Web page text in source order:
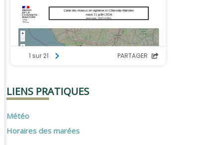
LIENS PRATIQUES
Météo
Horaires des marées